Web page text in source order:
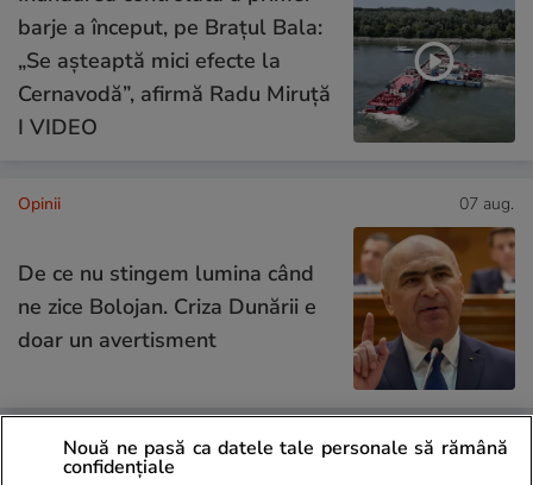
barje a început, pe Brațul Bala:
„Se așteaptă mici efecte la
Cernavodă”, afirmă Radu Miruță
I VIDEO
Opinii 07 aug.
De ce nu stingem lumina când
ne zice Bolojan. Criza Dunării e
doar un avertisment
07 aug.
Nouă ne pasă ca datele tale personale să rămână
confidențiale